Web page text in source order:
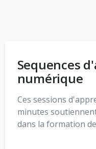
Sequences
numérique
Ces sessions
minutes
dans la formation